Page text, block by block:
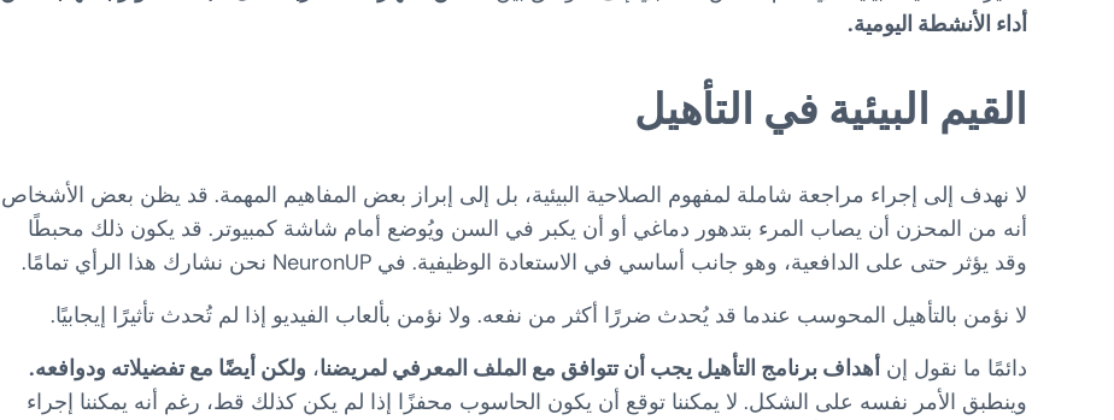
أداء الأنشطة اليومية.
القيم البيئية في التأهيل
لا نهدف إلى إجراء مراجعة شاملة لمفهوم الصلاحية البيئية، بل إلى إبراز بعض المفاهيم المهمة. قد يظن بعض الأشخاص
أنه من المحزن أن يصاب المرء بتدهور دماغي أو أن يكبر في السن ويُوضع أمام شاشة كمبيوتر. قد يكون ذلك محبطًا
وقد يؤثر حتى على الدافعية، وهو جانب أساسي في الاستعادة الوظيفية. في NeuronUP نحن نشارك هذا الرأي تمامًا.
لا نؤمن بالتأهيل المحوسب عندما قد يُحدث ضررًا أكثر من نفعه. ولا نؤمن بألعاب الفيديو إذا لم تُحدث تأثيرًا إيجابيًا.
دائمًا ما نقول إن أهداف برنامج التأهيل يجب أن تتوافق مع الملف المعرفي لمريضنا، ولكن أيضًا مع تفضيلاته ودوافعه.
وينطبق الأمر نفسه على الشكل. لا يمكننا توقع أن يكون الحاسوب محفزًا إذا لم يكن كذلك قط، رغم أنه يمكننا إجراء